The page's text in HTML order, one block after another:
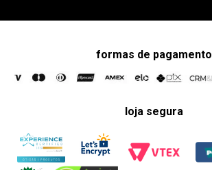
formas de pagamento
loja segura